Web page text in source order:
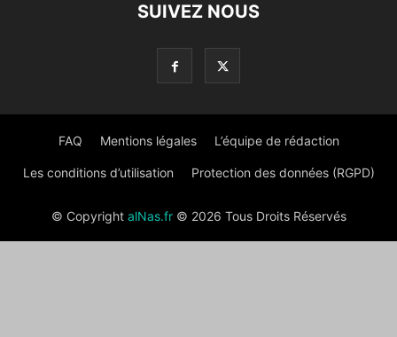
SUIVEZ NOUS
FAQ Mentions légales L’équipe de rédaction
Les conditions d’utilisation Protection des données (RGPD)
© Copyright alNas.fr© 2026 Tous Droits Réservés